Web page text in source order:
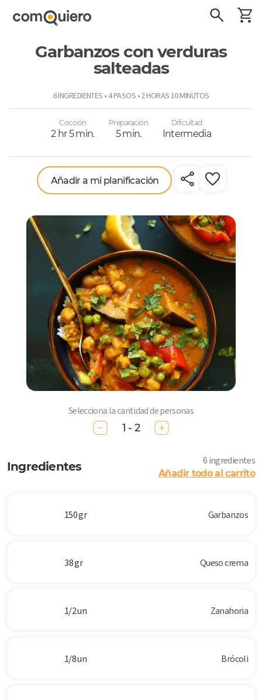
Garbanzos con verduras
salteadas
6 INGREDIENTES • 4 PASOS • 2 HORAS 10 MINUTOS
Cocción
2 hr 5 min.
Preparación
5 min.
Dificultad
Intermedia
Añadir a mi planificación
Selecciona la cantidad de personas
1 - 2
Ingredientes 6 ingredientes
Añadir todo al carrito
150 gr Garbanzos
38 gr Queso crema
1/2 un Zanahoria
1/8 un Brócoli